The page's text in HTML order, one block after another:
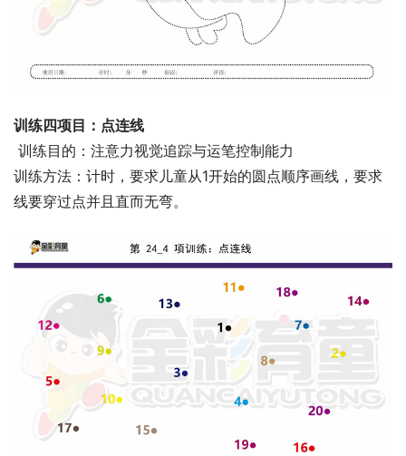
训练四项目：点连线
训练目的：注意力视觉追踪与运笔控制能力
训练方法：计时，要求儿童从1开始的圆点顺序画线，要求
线要穿过点并且直而无弯。